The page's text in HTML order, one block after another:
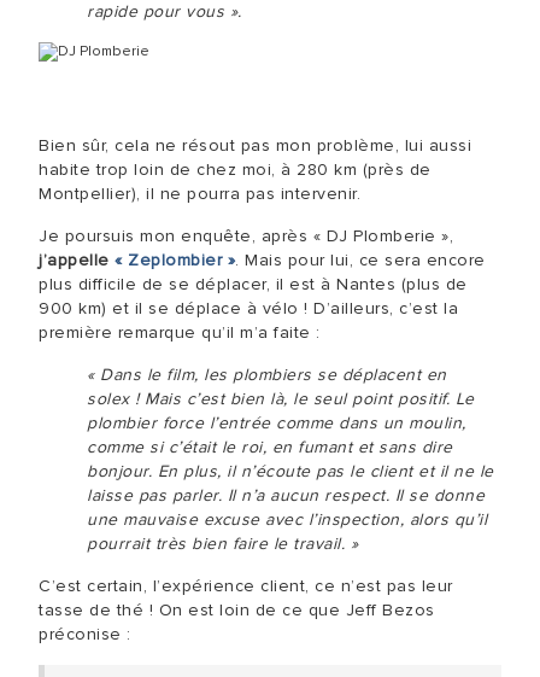
rapide pour vous ».
Bien sûr, cela ne résout pas mon problème, lui aussi
habite trop loin de chez moi, à 280 km (près de
Montpellier), il ne pourra pas intervenir.
Je poursuis mon enquête, après « DJ Plomberie »,
j’appelle « Zeplombier ». Mais pour lui, ce sera encore
plus difficile de se déplacer, il est à Nantes (plus de
900 km) et il se déplace à vélo ! D’ailleurs, c’est la
première remarque qu’il m’a faite :
« Dans le film, les plombiers se déplacent en
solex ! Mais c’est bien là, le seul point positif. Le
plombier force l’entrée comme dans un moulin,
comme si c’était le roi, en fumant et sans dire
bonjour. En plus, il n’écoute pas le client et il ne le
laisse pas parler. Il n’a aucun respect. Il se donne
une mauvaise excuse avec l’inspection, alors qu’il
pourrait très bien faire le travail. »
C’est certain, l’expérience client, ce n’est pas leur
tasse de thé ! On est loin de ce que Jeff Bezos
préconise :